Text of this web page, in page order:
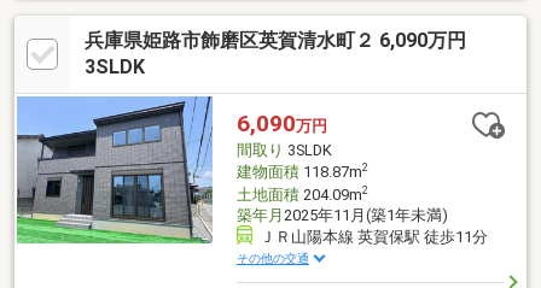
兵庫県姫路市飾磨区英賀清水町２ 6,090万円
3SLDK
6,090万円
間取り 3SLDK
建物面積118.87m2
土地面積204.09m2
築年月 2025年11月(築1年未満)
ＪＲ山陽本線 英賀保駅 徒歩11分
その他の交通